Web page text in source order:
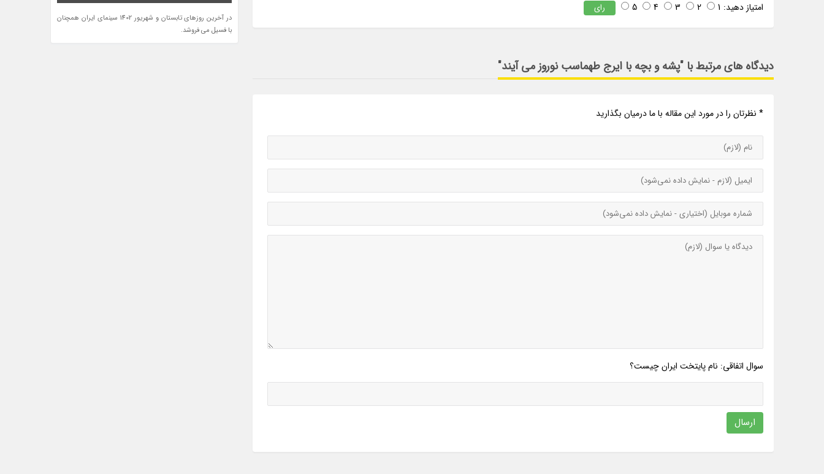
امتیاز دهید: 1
2
3
4
5 رای
دیدگاه های مرتبط با "پشه و بچه با ایرج طهماسب نوروز می آیند"
* نظرتان را در مورد این مقاله با ما درمیان بگذارید
سوال اتفاقی: نام پایتخت ایران چیست؟
ارسال
در آخرین روزهای تابستان و شهریور 1402 سینمای ایران همچنان
با فسیل می فروشد.